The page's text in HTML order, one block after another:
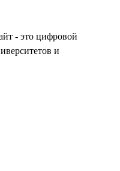
- это цифровой
и